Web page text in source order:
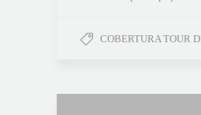
COBERTURA TOUR